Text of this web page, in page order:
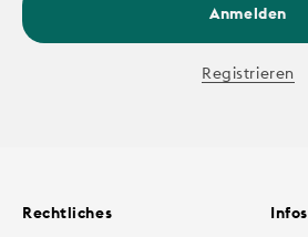
Anmelden
Registrieren
Rechtliches Infos